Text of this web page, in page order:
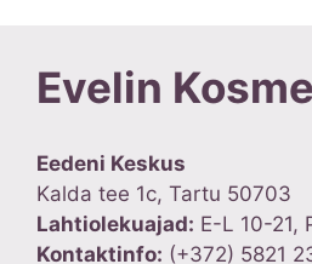
Evelin
Eedeni Keskus
Kalda tee 1c, Tartu 50703
Lahtiolekuajad: E-L 10-21,
Kontaktinfo: (+372) 5821